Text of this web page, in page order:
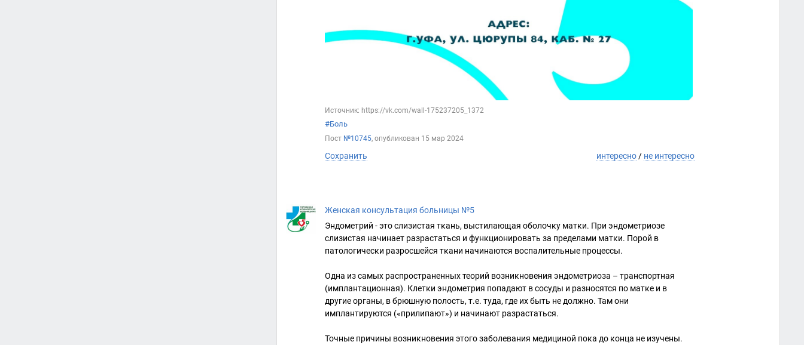
Источник: https://vk.com/wall-175237205_1372
#Боль
Пост №10745, опубликован 15 мар 2024
Сохранить интересно / не интересно
Женская консультация больницы №5
Эндометрий - это слизистая ткань, выстилающая оболочку матки. При эндометриозе
слизистая начинает разрастаться и функционировать за пределами матки. Порой в
патологически разросшейся ткани начинаются воспалительные процессы.
Одна из самых распространенных теорий возникновения эндометриоза – транспортная
(имплантационная). Клетки эндометрия попадают в сосуды и разносятся по матке и в
другие органы, в брюшную полость, т.е. туда, где их быть не должно. Там они
имплантируются («прилипают») и начинают разрастаться.
Точные причины возникновения этого заболевания медициной пока до конца не изучены.